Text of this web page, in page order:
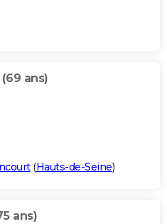
(69 ans)
(Hauts-de-Seine)
ans)